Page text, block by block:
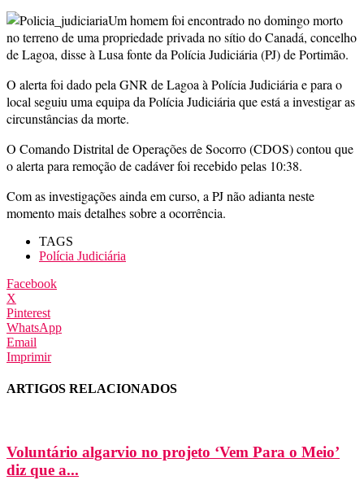
Um homem foi encontrado no domingo morto
no terreno de uma propriedade privada no sítio do Canadá, concelho
de Lagoa, disse à Lusa fonte da Polícia Judiciária (PJ) de Portimão.
O alerta foi dado pela GNR de Lagoa à Polícia Judiciária e para o
local seguiu uma equipa da Polícia Judiciária que está a investigar as
circunstâncias da morte.
O Comando Distrital de Operações de Socorro (CDOS) contou que
o alerta para remoção de cadáver foi recebido pelas 10:38.
Com as investigações ainda em curso, a PJ não adianta neste
momento mais detalhes sobre a ocorrência.
TAGS
Polícia Judiciária
Facebook
X
Pinterest
WhatsApp
Email
Imprimir
ARTIGOS RELACIONADOS
Voluntário algarvio no projeto ‘Vem Para o Meio’
diz que a...